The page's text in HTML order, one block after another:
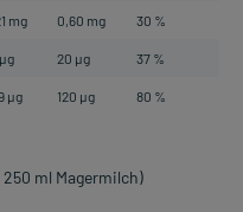
mg 0,60 mg 30 %
20 µg 37 %
µg 120 µg 80 %
250 ml Magermilch)